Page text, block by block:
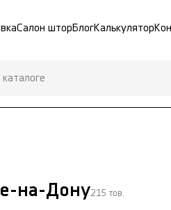
Салон штор БлогКалькулятор
на-Дону215 тов.